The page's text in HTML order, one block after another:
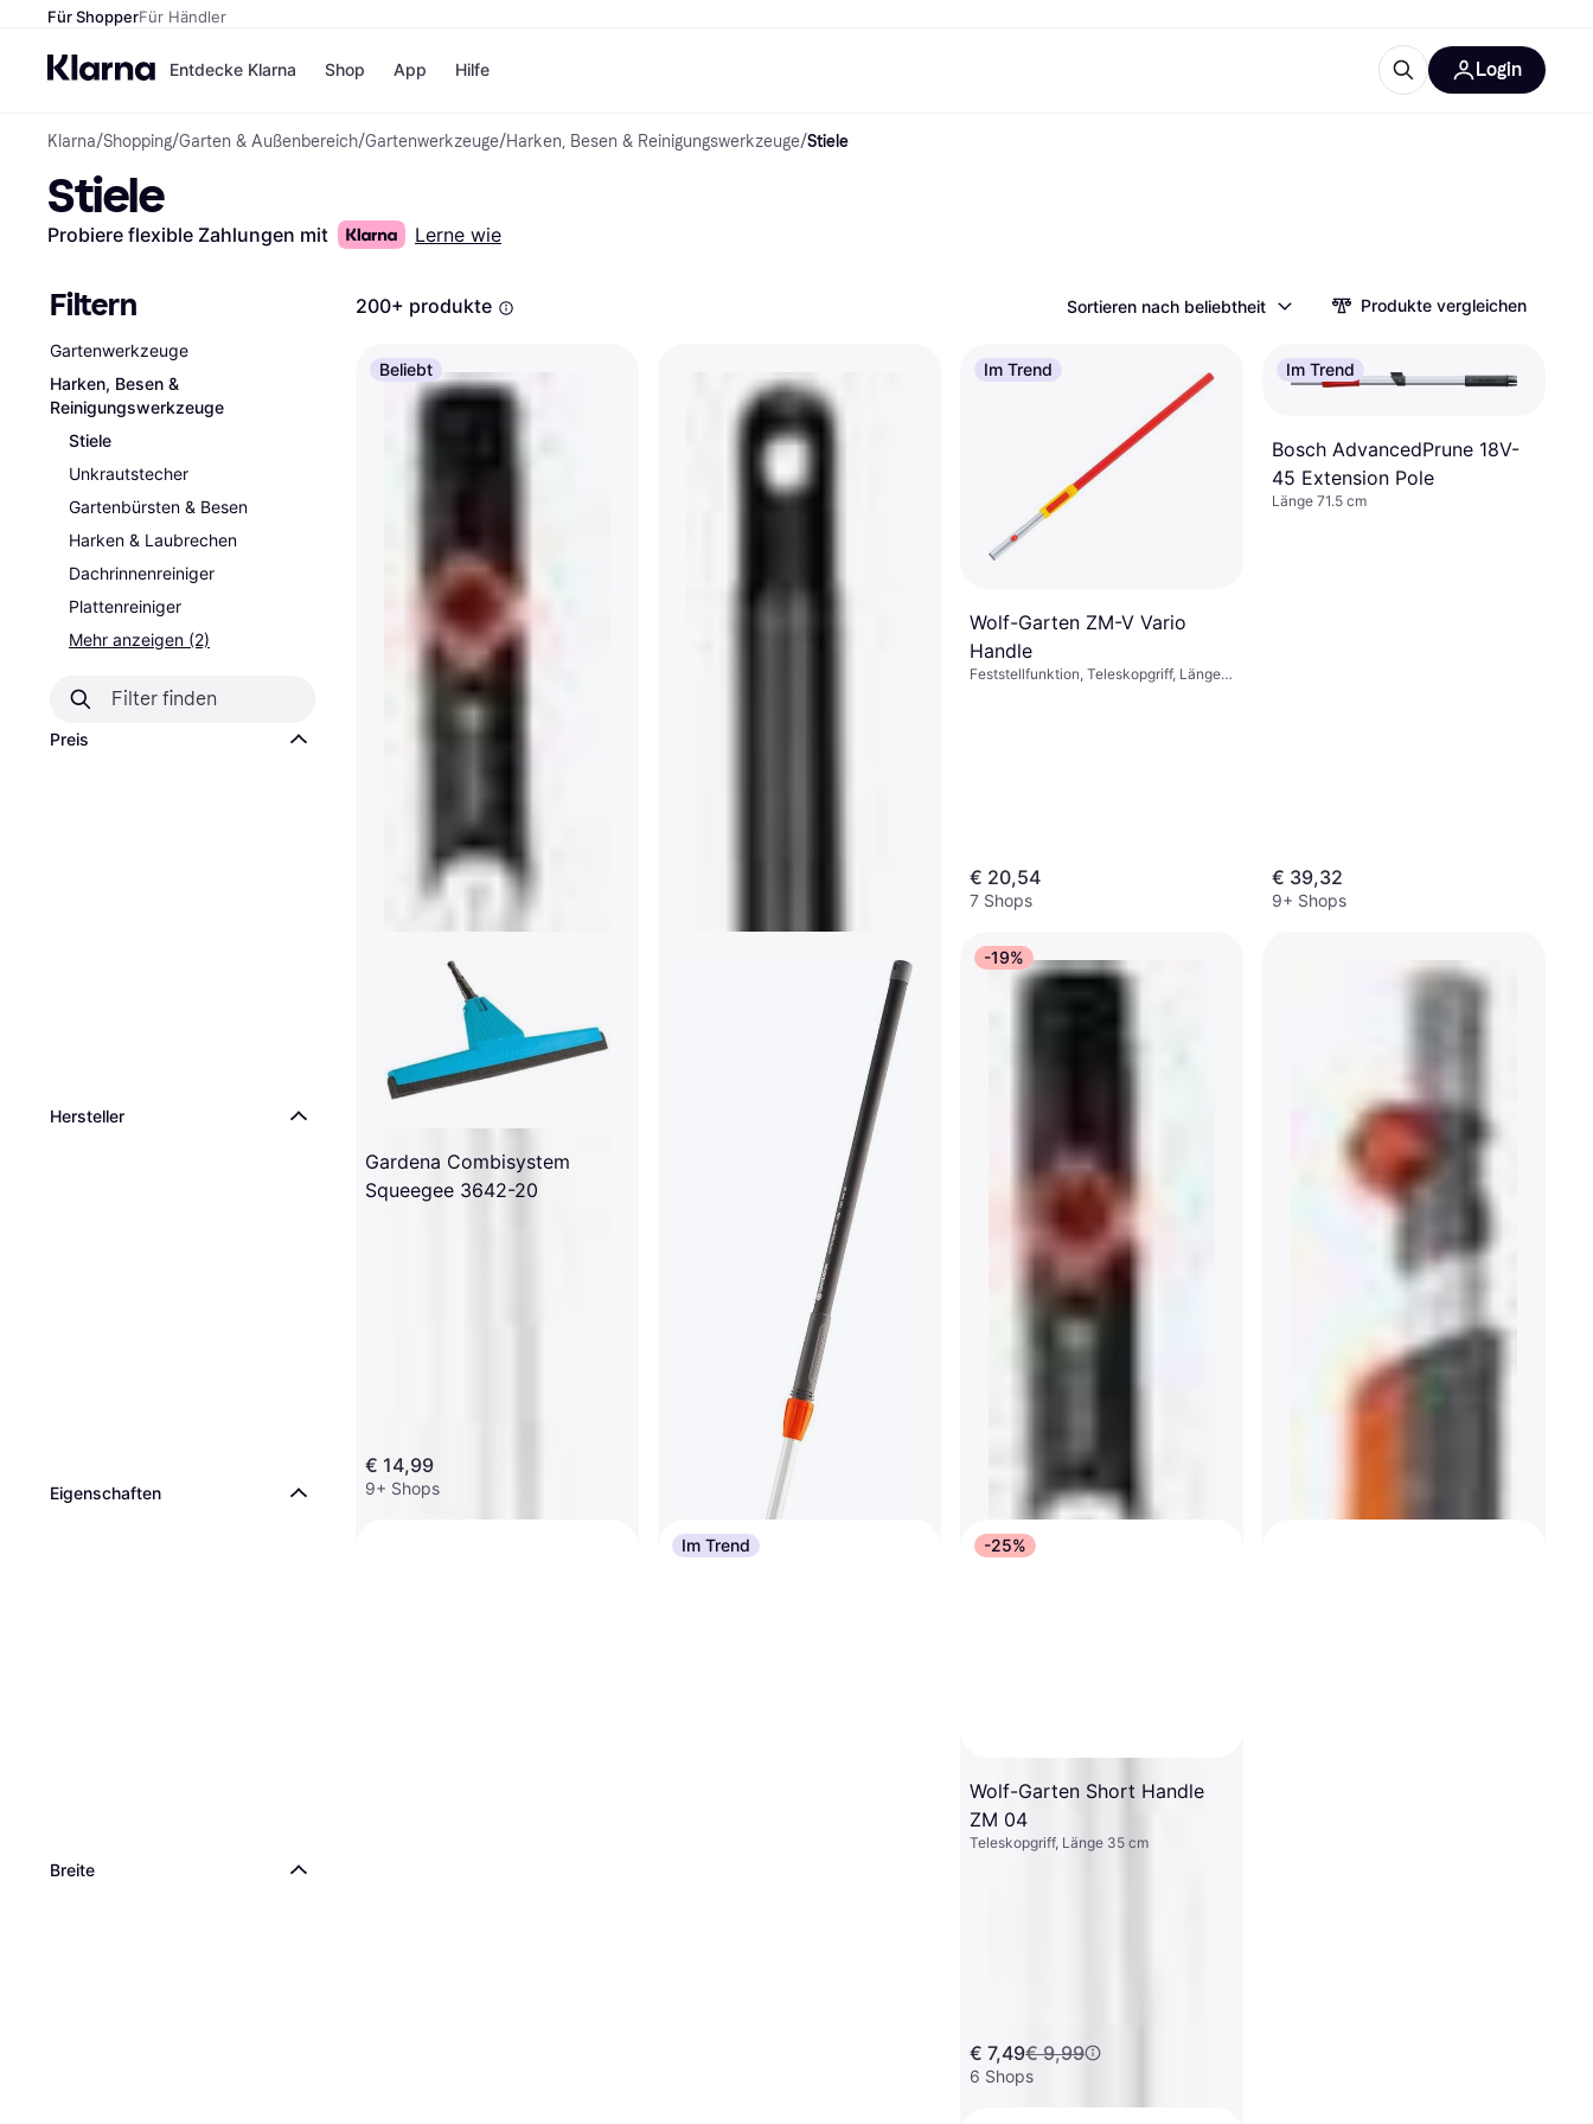
Für ShopperFür Händler
Entdecke Klarna
Zahlungsmethoden
Bezahle in 3
Teilzahlungen
Tagen
Ratenzahlung
Shopping und CashbackBanking
Shop
Shops
Temu
Kaufland.at
Shoppe und vergleiche PreiseFoto & Video
Alle Kategorien
App Hilfe Login
Klarna/Shopping/Garten & Außenbereich/Gartenwerkzeuge/Harken, Besen & Reinigungswerkzeuge/Stiele
Stiele
Probiere flexible Zahlungen mit Lerne wie
Filtern
Gartenwerkzeuge
Harken, Besen &
Reinigungswerkzeuge
Stiele
Unkrautstecher
Gartenbürsten & Besen
Harken & Laubrechen
Dachrinnenreiniger
Plattenreiniger
Mehr anzeigen (2)
Preis
Hersteller
Eigen­schaften
Breite
200+ produkte Sortieren nach beliebtheit Produkte vergleichen
Beliebt Im Trend
Wolf-Garten ZM-V Vario
Handle
Feststellfunktion, Teleskopgriff, Länge
€ 20,54
7 Shops
Im Trend
Bosch AdvancedPrune 18V-
45 Extension Pole
Länge 71.5 cm
€ 39,32
9+ Shops
Gardena Combisystem
Squeegee 3642-20
€ 14,99
9+ Shops
-19%
Im Trend -25%
Wolf-Garten Short Handle
ZM 04
Teleskopgriff, Länge 35 cm
€ 7,49€ 9,99
6 Shops